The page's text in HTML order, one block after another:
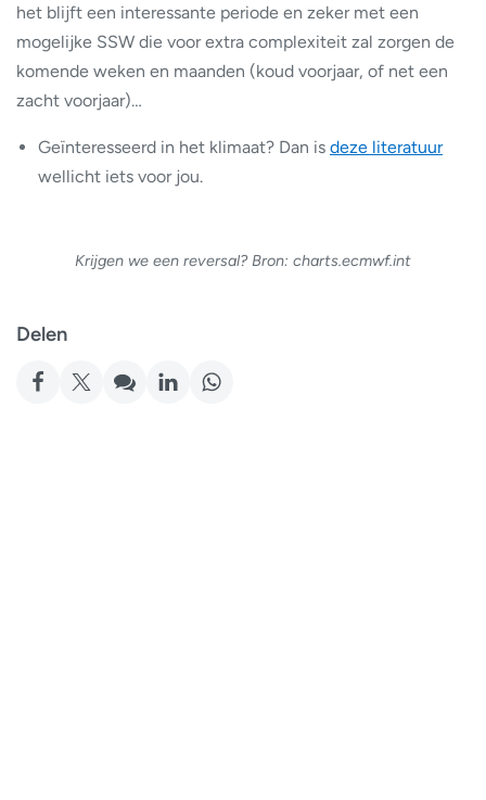
het blijft een interessante periode en zeker met een
mogelijke SSW die voor extra complexiteit zal zorgen de
komende weken en maanden (koud voorjaar, of net een
zacht voorjaar)…
Geïnteresseerd in het klimaat? Dan is deze literatuur
wellicht iets voor jou.
Krijgen we een reversal? Bron: charts.ecmwf.int
Delen